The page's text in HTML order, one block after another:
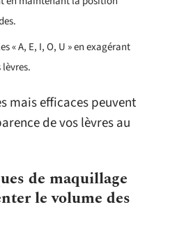
« A, E, I, O, U » en exagérant
mais efficaces peuvent
de vos lèvres au
de maquillage
le volume des